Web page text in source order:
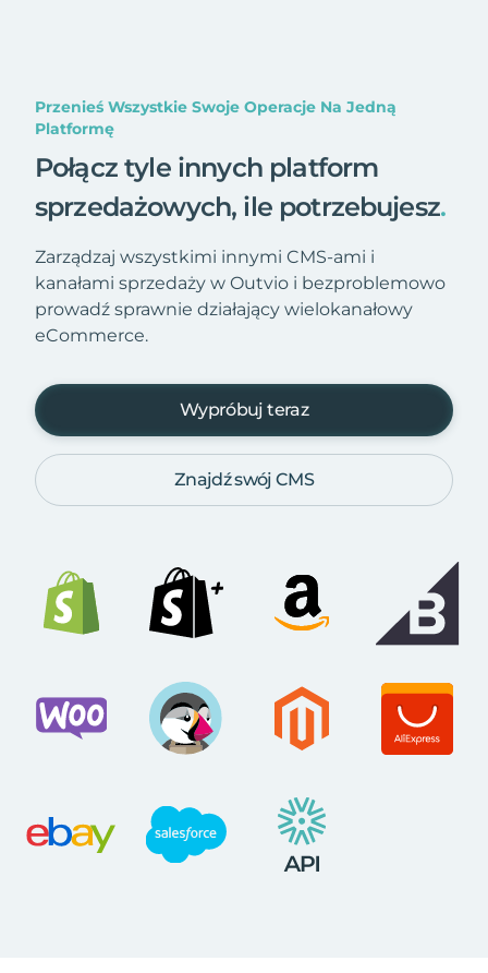
Przenieś Wszystkie Swoje Operacje Na Jedną
Platformę
Połącz tyle innych platform
sprzedażowych, ile potrzebujesz.
Zarządzaj wszystkimi innymi CMS-ami i
kanałami sprzedaży w Outvio i bezproblemowo
prowadź sprawnie działający wielokanałowy
eCommerce.
Wypróbuj teraz
Znajdź swój CMS